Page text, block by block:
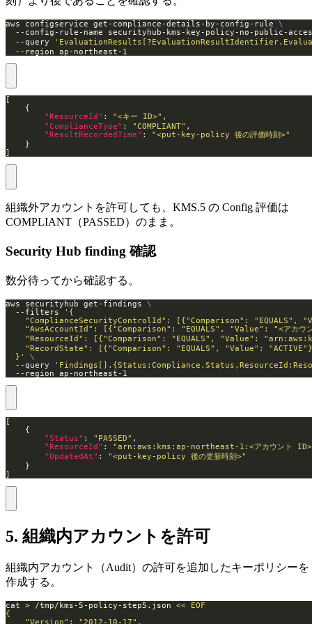
aws configservice get-compliance-details-by-config-rule
--config-rule-name securityhub-kms-key-policy-no-public-
  --query
  --region ap-northeast-1
"ResourceId" : "<キー ID>"
"ComplianceType" : "COMPLIANT"
"ResultRecordedTime" : "<put-key-policy 後の評価時刻>"
]
組織外アカウントを許可しても、KMS.5 の Config 評価は
COMPLIANT（PASSED）のまま。
Security Hub finding 確認
数分待ってから確認する。
aws securityhub get-findings
  --filters
  }'
  --query
  --region ap-northeast-1
"Status" : "PASSED"
"ResourceId" : "arn:aws:kms:ap-northeast-1:<アカウント
"UpdatedAt" : "<put-key-policy 後の更新時刻>"
]
5. 組織内アカウントを許可
組織内アカウント（Audit）の許可を追加したキーポリシーを
作成する。
cat > /tmp/kms-5-policy-step5.json